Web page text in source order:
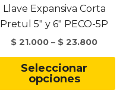
Llave Expansiva Corta
Pretul 5″ y 6″ PECO-5P
$ 21.000 – $ 23.800
Seleccionar
opciones